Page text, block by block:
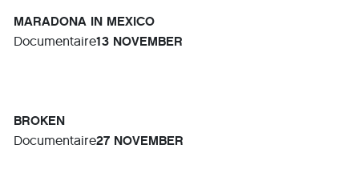
MARADONA IN MEXICO
Documentaire13 NOVEMBER
BROKEN
Documentaire27 NOVEMBER